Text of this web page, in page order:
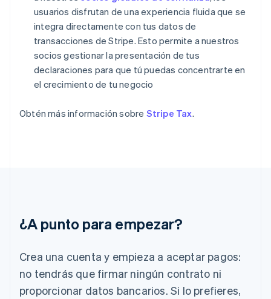
usuarios disfrutan de una experiencia fluida que se
integra directamente con tus datos de
transacciones de Stripe. Esto permite a nuestros
socios gestionar la presentación de tus
declaraciones para que tú puedas concentrarte en
el crecimiento de tu negocio
Obtén más información sobre Stripe Tax.
¿A punto para empezar?
Crea una cuenta y empieza a aceptar pagos:
no tendrás que firmar ningún contrato ni
proporcionar datos bancarios. Si lo prefieres,
Emiratos Árabes Unidos
English
Eslovaquia
English
Eslovenia
EnglishItaliano
España
Estados Unidos
English
Grecia
Hungría
English
India
English